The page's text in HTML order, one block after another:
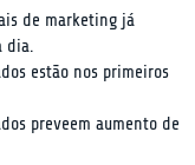
de marketing já
dia.
estão nos primeiros
preveem aumento de